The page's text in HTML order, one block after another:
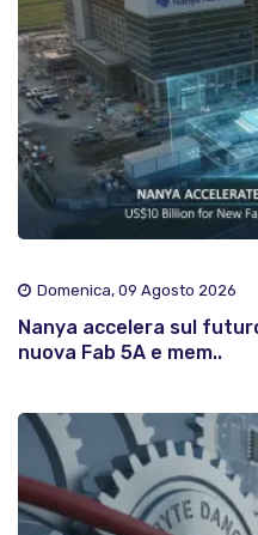
Domenica, 09 Agosto 2026
Nanya accelera sul
nuova Fab 5A e mem..